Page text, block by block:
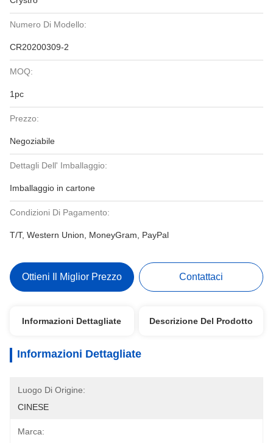
Numero Di Modello:
CR20200309-2
MOQ:
1pc
Prezzo:
Negoziabile
Dettagli Dell' Imballaggio:
Imballaggio in cartone
Condizioni Di Pagamento:
T/T, Western Union, MoneyGram, PayPal
Ottieni Il Miglior Prezzo Contattaci
Informazioni Dettagliate Descrizione Del Prodotto
Informazioni Dettagliate
Luogo Di Origine:
CINESE
Marca: